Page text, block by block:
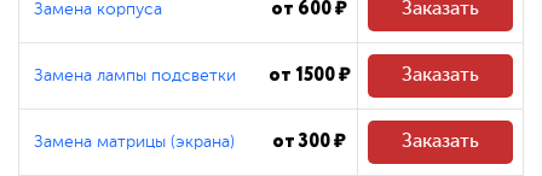
Замена корпуса от 600 ₽ Заказать
Замена лампы подсветки от 1500 ₽ Заказать
Замена матрицы (экрана) от 300 ₽ Заказать